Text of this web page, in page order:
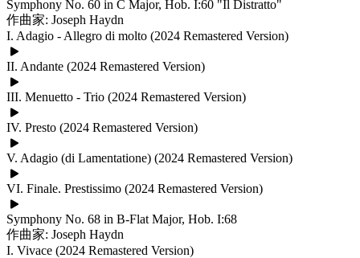
Symphony No. 60 in C Major, Hob. I:60 "Il Distratto"
作曲家: Joseph Haydn
I. Adagio - Allegro di molto (2024 Remastered Version)
II. Andante (2024 Remastered Version)
III. Menuetto - Trio (2024 Remastered Version)
IV. Presto (2024 Remastered Version)
V. Adagio (di Lamentatione) (2024 Remastered Version)
VI. Finale. Prestissimo (2024 Remastered Version)
Symphony No. 68 in B-Flat Major, Hob. I:68
作曲家: Joseph Haydn
I. Vivace (2024 Remastered Version)